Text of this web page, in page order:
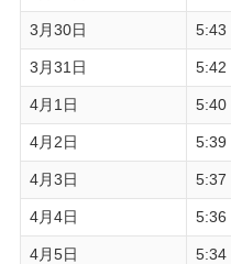
3月30日 5:43
3月31日 5:42
4月1日 5:40
4月2日 5:39
4月3日 5:37
4月4日 5:36
4月5日 5:34